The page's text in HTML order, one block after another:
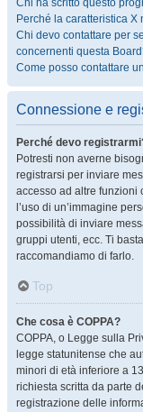
Chi ha scritto questo
Perché la caratteristica
Chi devo contattare per
concernenti questa
Come posso contattare
Connessione e
Perché devo
Potresti non averne
registrarsi per inviare
accesso ad altre funzioni
l’uso di un’immagine
possibilità di inviare
gruppi utenti, ecc. Ti
raccomandiamo di farlo.
Top
Che cosa è COPPA?
COPPA, o Legge sulla
legge statunitense che
minori di età inferiore a
richiesta scritta da parte
registrazione delle